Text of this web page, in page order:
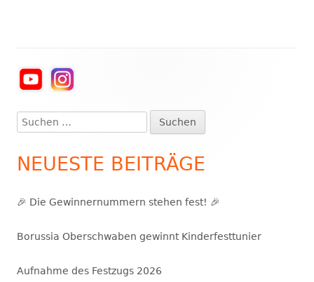
Haupt-
Seitenleiste
Suchen
nach:
NEUESTE BEITRÄGE
🎉 Die Gewinnernummern stehen fest! 🎉
Borussia Oberschwaben gewinnt Kinderfesttunier
Aufnahme des Festzugs 2026